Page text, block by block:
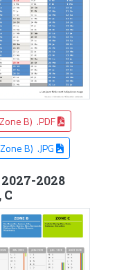
B) .PDF
B) .JPG
2028
C